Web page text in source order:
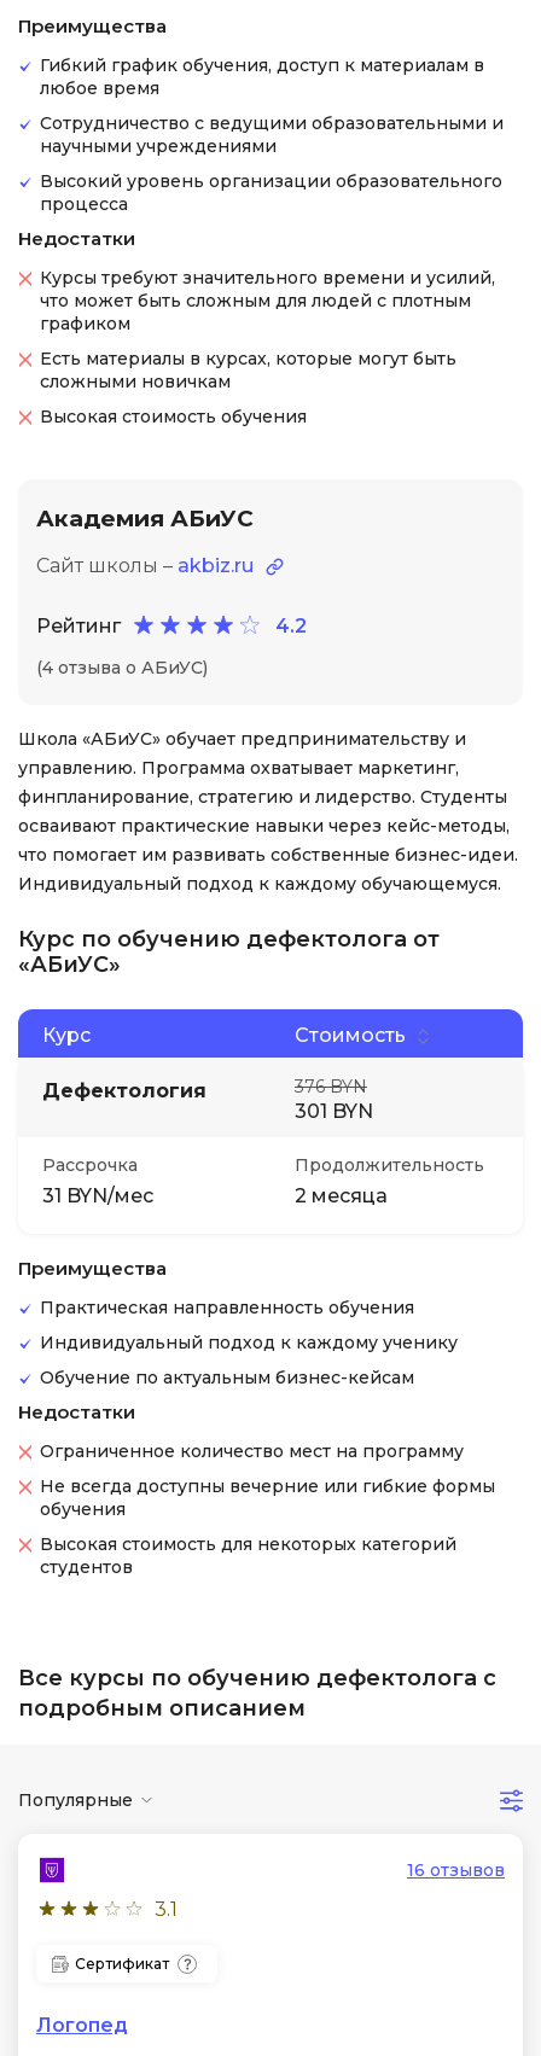
Преимущества
Гибкий график обучения, доступ к материалам в
любое время
Сотрудничество с ведущими образовательными и
научными учреждениями
Высокий уровень организации образовательного
процесса
Недостатки
Курсы требуют значительного времени и усилий,
что может быть сложным для людей с плотным
графиком
Есть материалы в курсах, которые могут быть
сложными новичкам
Высокая стоимость обучения
Академия АБиУС
Сайт школы – akbiz.ru
Рейтинг 4.2
(4 отзыва о АБиУС)
Школа «АБиУС» обучает предпринимательству и
управлению. Программа охватывает маркетинг,
финпланирование, стратегию и лидерство. Студенты
осваивают практические навыки через кейс-методы,
что помогает им развивать собственные бизнес-идеи.
Индивидуальный подход к каждому обучающемуся.
Курс по обучению дефектолога от
«АБиУС»
Курс Стоимость
Дефектология 376 BYN
301 BYN
Рассрочка
31 BYN/мес
Продолжительность
2 месяца
Преимущества
Практическая направленность обучения
Индивидуальный подход к каждому ученику
Обучение по актуальным бизнес-кейсам
Недостатки
Ограниченное количество мест на программу
Не всегда доступны вечерние или гибкие формы
обучения
Высокая стоимость для некоторых категорий
студентов
Все курсы по обучению дефектолога с
подробным описанием
Популярные
3.1
16 отзывов
Сертификат
Логопед